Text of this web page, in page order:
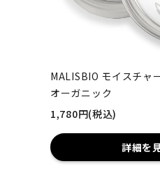
MALISBIO モイスチャ
オーガニック
1,780円(税込)
詳細を